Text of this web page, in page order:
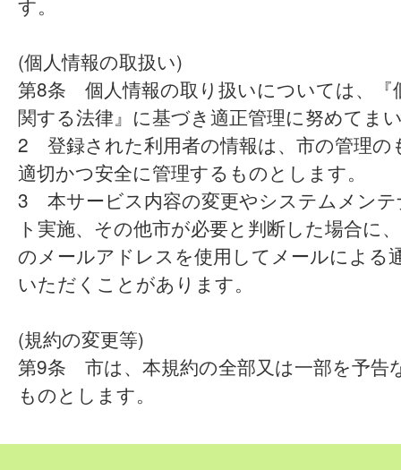
す。
(個人情報の取扱い)
第8条 個人情報の取り扱いについては、『
関する法律』に基づき適正管理に努めてま
2 登録された利用者の情報は、市の管理の
適切かつ安全に管理するものとします。
3 本サービス内容の変更やシステムメン
ト実施、その他市が必要と判断した場合に
のメールアドレスを使用してメールによる
いただくことがあります。
(規約の変更等)
第9条 市は、本規約の全部又は一部を予告
ものとします。